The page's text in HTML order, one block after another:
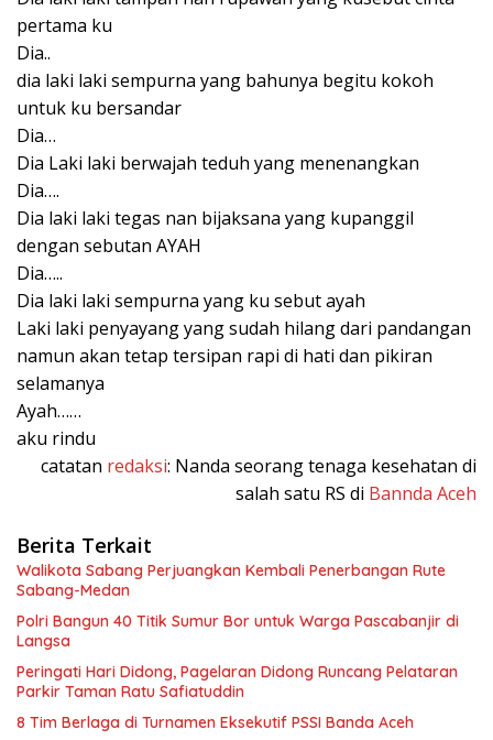
pertama ku
Dia..
dia laki laki sempurna yang bahunya begitu kokoh
untuk ku bersandar
Dia…
Dia Laki laki berwajah teduh yang menenangkan
Dia….
Dia laki laki tegas nan bijaksana yang kupanggil
dengan sebutan AYAH
Dia…..
Dia laki laki sempurna yang ku sebut ayah
Laki laki penyayang yang sudah hilang dari pandangan
namun akan tetap tersipan rapi di hati dan pikiran
selamanya
Ayah……
aku rindu
catatan redaksi: Nanda seorang tenaga kesehatan di
salah satu RS di Bannda Aceh
Berita Terkait
Walikota Sabang Perjuangkan Kembali Penerbangan Rute
Sabang-Medan
Polri Bangun 40 Titik Sumur Bor untuk Warga Pascabanjir di
Langsa
Peringati Hari Didong, Pagelaran Didong Runcang Pelataran
Parkir Taman Ratu Safiatuddin
8 Tim Berlaga di Turnamen Eksekutif PSSI Banda Aceh